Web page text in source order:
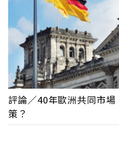
評論／40年歐洲共同市
策？